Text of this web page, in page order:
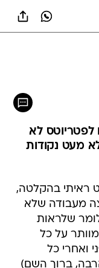
לפטריוטס לא
מעט נקודות
ראיתי בהקלטה,
מעבודה שלא
שלראות
על כל
ואחרי כל
ברוך השם)